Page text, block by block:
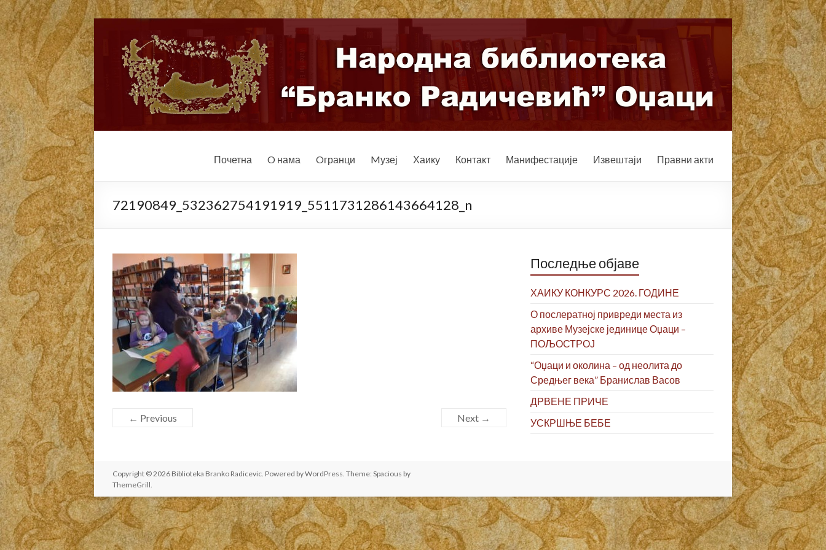
Почетна O нама Oгранци Mузеј Хаику Контакт Манифестације Извештаји Правни акти
72190849_532362754191919_5511731286143664128_n
← Previous Next →
Последње објаве
ХАИКУ КОНКУРС 2026. ГОДИНЕ
О послератној привреди места из
архиве Музејске јединице Оџаци –
ПОЉОСТРОЈ
“Оџаци и околина – од неолита до
Средњег века” Бранислав Васов
ДРВЕНЕ ПРИЧЕ
УСКРШЊЕ БЕБЕ
Copyright © 2026 Biblioteka Branko Radicevic . Powered byWordPress . Theme: Spacious by
ThemeGrill